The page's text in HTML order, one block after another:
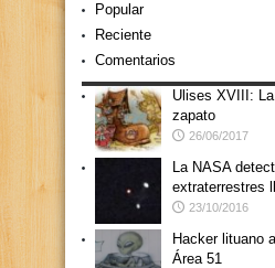
Popular
Reciente
Comentarios
Ulises XVIII:
zapato
26/06/2017
La NASA
extraterrestres
23/10/2016
Hacker lituano
Área 51